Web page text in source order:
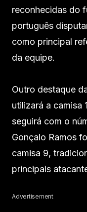
reconhecidas do
português
como principal
da equipe.
Outro destaque
utilizará a camisa
seguirá com o
Gonçalo Ramos
camisa 9,
principais
Advertisement